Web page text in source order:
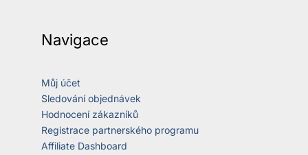
Navigace
Můj účet
Sledování objednávek
Hodnocení zákazníků
Registrace partnerského programu
Affiliate Dashboard